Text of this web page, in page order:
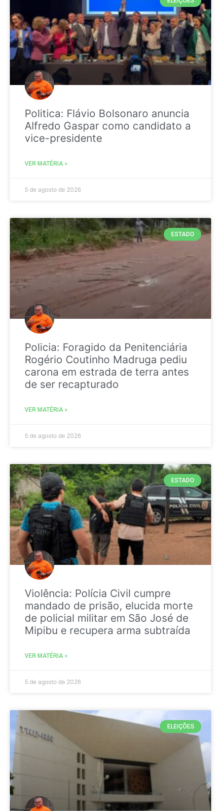
Politica: Flávio Bolsonaro anuncia
Alfredo Gaspar como candidato a
vice-presidente
VER MATÉRIA »
5 de agosto de 2026
ESTADO
Policia: Foragido da Penitenciária
Rogério Coutinho Madruga pediu
carona em estrada de terra antes
de ser recapturado
VER MATÉRIA »
5 de agosto de 2026
ESTADO
Violência: Polícia Civil cumpre
mandado de prisão, elucida morte
de policial militar em São José de
Mipibu e recupera arma subtraída
VER MATÉRIA »
5 de agosto de 2026
ELEIÇÕES